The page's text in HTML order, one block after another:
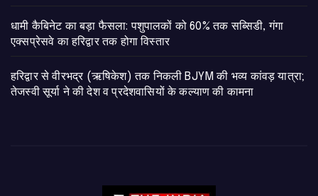
​धामी कैबिनेट का बड़ा फैसला: पशुपालकों को 60% तक सब्सिडी, गंगा
एक्सप्रेसवे का हरिद्वार तक होगा विस्तार
​हरिद्वार से वीरभद्र (ऋषिकेश) तक निकली BJYM की भव्य कांवड़ यात्रा;
तेजस्वी सूर्या ने की देश व प्रदेशवासियों के कल्याण की कामना